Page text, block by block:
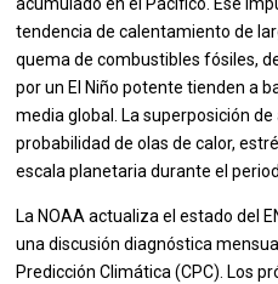
tendencia de calentamiento de
quema de combustibles fósiles,
por un El Niño potente tienden a
media global. La superposición
probabilidad de olas de calor,
escala planetaria durante el
La NOAA actualiza el estado del
una discusión diagnóstica
Predicción Climática (CPC). Los